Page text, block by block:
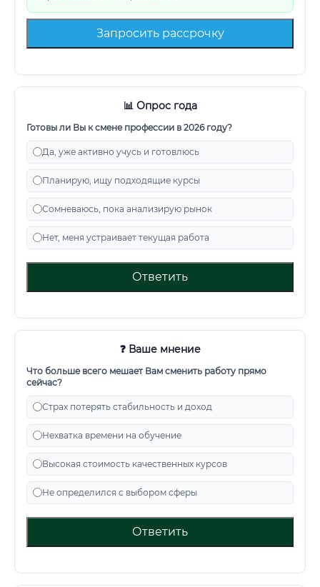
Запросить рассрочку
📊 Опрос года
Готовы ли Вы к смене профессии в 2026 году?
Да, уже активно учусь и готовлюсь
Планирую, ищу подходящие курсы
Сомневаюсь, пока анализирую рынок
Нет, меня устраивает текущая работа
Ответить
❓ Ваше мнение
Что больше всего мешает Вам сменить работу прямо
сейчас?
Страх потерять стабильность и доход
Нехватка времени на обучение
Высокая стоимость качественных курсов
Не определился с выбором сферы
Ответить